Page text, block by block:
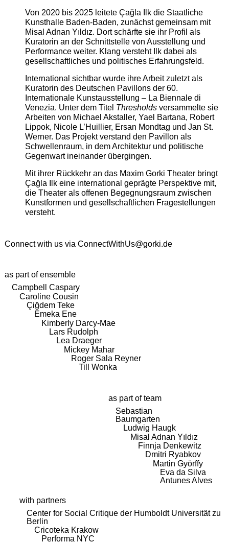
Von 2020 bis 2025 leitete Çağla Ilk die Staatliche
Kunsthalle Baden-Baden, zunächst gemeinsam mit
Misal Adnan Yıldız. Dort schärfte sie ihr Profil als
Kuratorin an der Schnittstelle von Ausstellung und
Performance weiter. Klang versteht Ilk dabei als
gesellschaftliches und politisches Erfahrungsfeld.
International sichtbar wurde ihre Arbeit zuletzt als
Kuratorin des Deutschen Pavillons der 60.
Internationale Kunstausstellung – La Biennale di
Venezia. Unter dem Titel Thresholdsversammelte sie
Arbeiten von Michael Akstaller, Yael Bartana, Robert
Lippok, Nicole L’Huillier, Ersan Mondtag und Jan St.
Werner. Das Projekt verstand den Pavillon als
Schwellenraum, in dem Architektur und politische
Gegenwart ineinander übergingen.
Mit ihrer Rückkehr an das Maxim Gorki Theater bringt
Çağla Ilk eine international geprägte Perspektive mit,
die Theater als offenen Begegnungsraum zwischen
Kunstformen und gesellschaftlichen Fragestellungen
versteht.
Connect with us via ConnectWithUs@gorki.de
as part of ensemble
Campbell Caspary
Caroline Cousin
Çiğdem Teke
Emeka Ene
Kimberly Darcy-Mae
Lars Rudolph
Lea Draeger
Mickey Mahar
Roger Sala Reyner
Till Wonka
as part of team
Sebastian
Baumgarten
Ludwig Haugk
Misal Adnan Yıldız
Finnja Denkewitz
Dmitri Ryabkov
Martin Györffy
Eva da Silva
Antunes Alves
with partners
Center for Social Critique der Humboldt Universität zu
Berlin
Cricoteka Krakow
Performa NYC